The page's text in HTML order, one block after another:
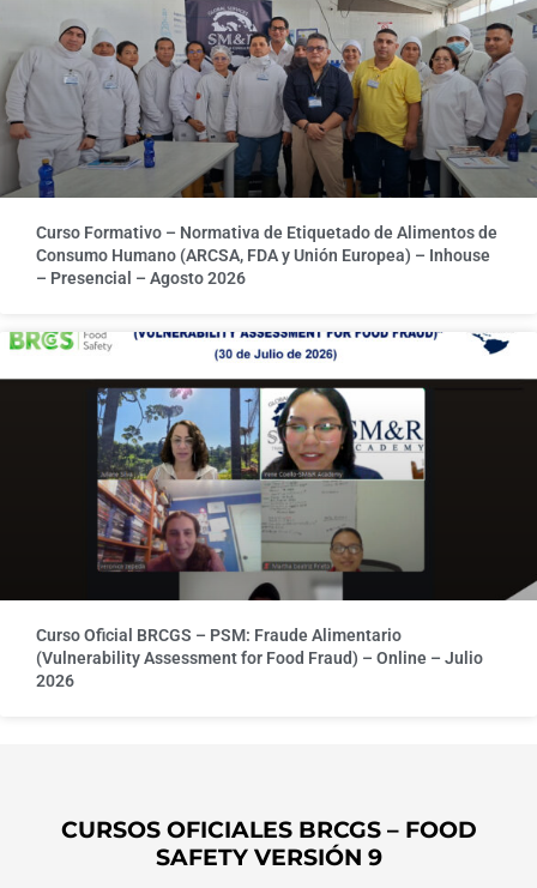
Curso Formativo – Normativa de Etiquetado de Alimentos de
Consumo Humano (ARCSA, FDA y Unión Europea) – Inhouse
– Presencial – Agosto 2026
Curso Oficial BRCGS – PSM: Fraude Alimentario
(Vulnerability Assessment for Food Fraud) – Online – Julio
2026
CURSOS OFICIALES BRCGS – FOOD
SAFETY VERSIÓN 9